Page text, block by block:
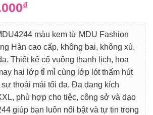
₫
tại
là:
729.000₫.
màu kem từ MDU Fashion
Hàn cao cấp, không bai, không xù,
Thiết kế cổ vuông thanh lịch, hoa
hai lớp tỉ mỉ cùng lớp lót thấm hút
sự thoải mái tối đa. Đa dạng kích
phù hợp cho tiệc, công sở và dạo
giúp bạn luôn nổi bật và tự tin trong